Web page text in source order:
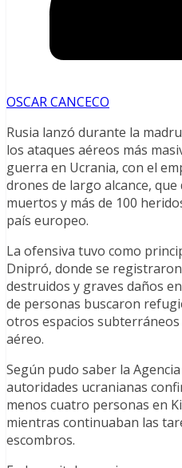
OSCAR CANCECO
Rusia lanzó durante la
los ataques aéreos más
guerra en Ucrania, con el
drones de largo alcance,
muertos y más de 100
país europeo.
La ofensiva tuvo como
Dnipró, donde se
destruidos y graves daños
de personas buscaron
otros espacios
aéreo.
Según pudo saber la
autoridades ucranianas
menos cuatro personas en
mientras continuaban las
escombros.